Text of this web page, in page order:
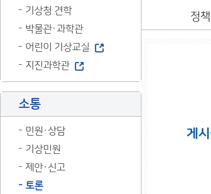
기상청 견학
박물관·과학관
어린이 기상교실
지진과학관
소통
민원·상담
기상민원
제안·신고
토론
정
게